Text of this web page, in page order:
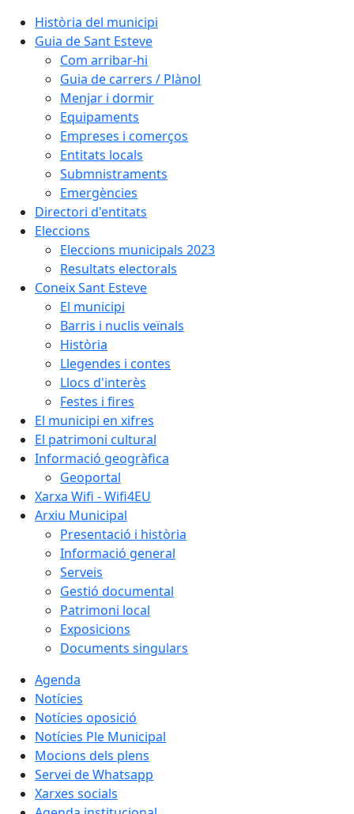
Història del municipi
Guia de Sant Esteve
Com arribar-hi
Guia de carrers / Plànol
Menjar i dormir
Equipaments
Empreses i comerços
Entitats locals
Submnistraments
Emergències
Directori d'entitats
Eleccions
Eleccions municipals 2023
Resultats electorals
Coneix Sant Esteve
El municipi
Barris i nuclis veïnals
Història
Llegendes i contes
Llocs d'interès
Festes i fires
El municipi en xifres
El patrimoni cultural
Informació geogràfica
Geoportal
Xarxa Wifi - Wifi4EU
Arxiu Municipal
Presentació i història
Informació general
Serveis
Gestió documental
Patrimoni local
Exposicions
Documents singulars
Agenda
Notícies
Notícies oposició
Notícies Ple Municipal
Mocions dels plens
Servei de Whatsapp
Xarxes socials